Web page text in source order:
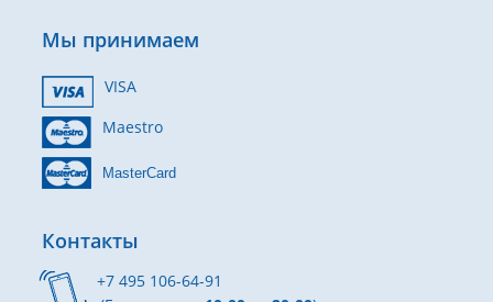
Мы принимаем
VISA
Maestro
MasterCard
Контакты
+7 495 106-64-91